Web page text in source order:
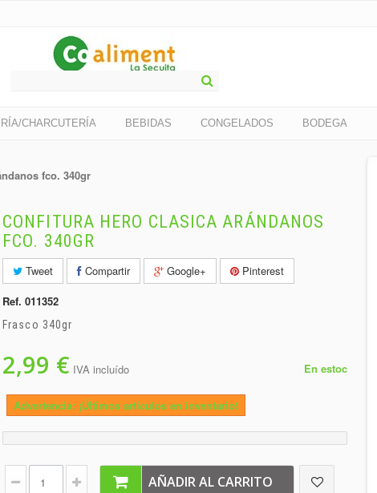
CHARCUTERÍA BEBIDAS CONGELADOS BODEGA
fco. 340gr
CONFITURA HERO CLASICA ARÁNDANOS
FCO. 340GR
Tweet Compartir Google+
Pinterest
Ref. 011352
Frasco 340gr
2,99 € IVA incluído En estoc
Advertencia: ¡Últimos artículos en inventario!
AÑADIR AL CARRITO